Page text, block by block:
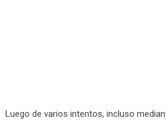
Luego de varios intentos, incluso